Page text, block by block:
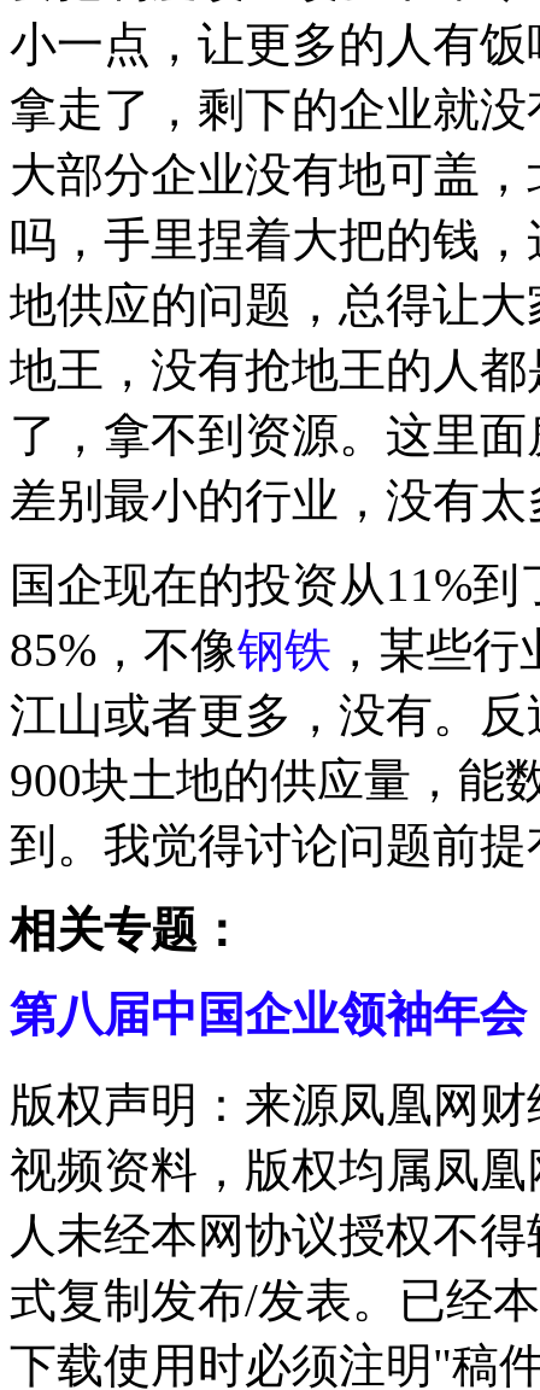
小一点，让更多的人有
拿走了，剩下的企业就
大部分企业没有地可盖
吗，手里捏着大把的钱
地供应的问题，总得让
地王，没有抢地王的人
了，拿不到资源。这里
差别最小的行业，没有
国企现在的投资从11%
85%，不像钢铁 ，某些行
江山或者更多，没有。
900块土地的供应量，能
到。我觉得讨论问题前
相关专题：
第八届中国企业领袖年会
版权声明：来源凤凰网
视频资料，版权均属凤
人未经本网协议授权不
式复制发布/发表。已经
下载使用时必须注明"稿